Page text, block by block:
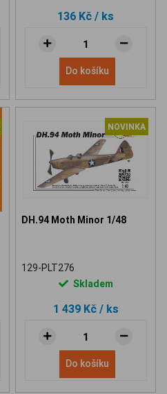
136 Kč / ks
Do košíku
NOVINKA
DH.94 Moth Minor 1/48
129-PLT276
Skladem
1 439 Kč / ks
Do košíku